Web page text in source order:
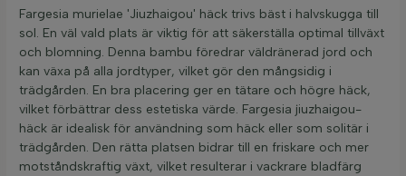
Fargesia murielae 'Jiuzhaigou' häck trivs bäst i halvskugga till
sol. En väl vald plats är viktig för att säkerställa optimal tillväxt
och blomning. Denna bambu föredrar väldränerad jord och
kan växa på alla jordtyper, vilket gör den mångsidig i
trädgården. En bra placering ger en tätare och högre häck,
vilket förbättrar dess estetiska värde. Fargesia jiuzhaigou-
häck är idealisk för användning som häck eller som solitär i
trädgården. Den rätta platsen bidrar till en friskare och mer
motståndskraftig växt, vilket resulterar i vackrare bladfärg